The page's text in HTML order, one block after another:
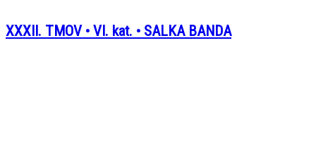
XXXII. TMOV • VI. kat. • SALKA BANDA